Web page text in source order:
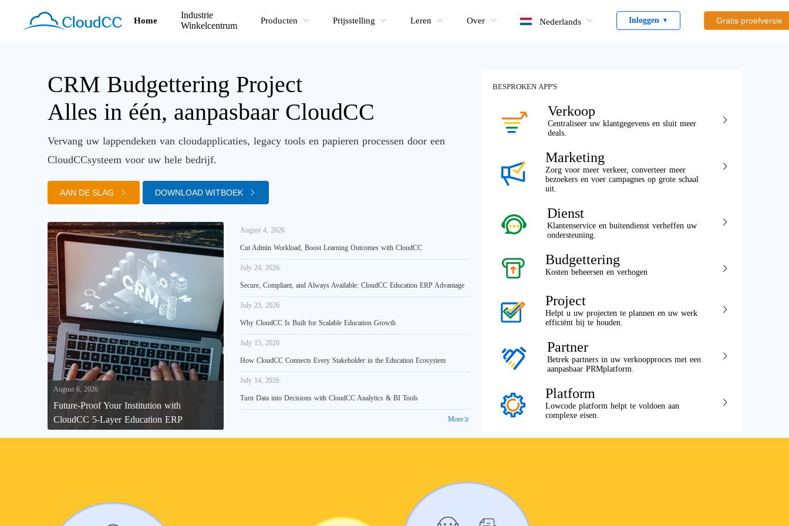
Home
Industrie
Winkelcentrum
Producten Prijsstelling Leren Over Nederlands Inloggen ▼ Gratis proefversie
CRM Budgettering Project
Alles in één, aanpasbaar CloudCC
Vervang uw lappendeken van cloudapplicaties, legacy tools en papieren processen door een
CloudCCsysteem voor uw hele bedrijf.
AAN DE SLAG DOWNLOAD WITBOEK
August 6, 2026
Future-Proof Your Institution with
CloudCC 5-Layer Education ERP
August 4, 2026
Cut Admin Workload, Boost Learning Outcomes with CloudCC
July 24, 2026
Secure, Compliant, and Always Available: CloudCC Education ERP Advantage
July 23, 2026
Why CloudCC Is Built for Scalable Education Growth
July 15, 2026
How CloudCC Connects Every Stakeholder in the Education Ecosystem
July 14, 2026
Turn Data into Decisions with CloudCC Analytics & BI Tools
More
BESPROKEN APP'S
Verkoop
Centraliseer uw klantgegevens en sluit meer
deals.
Marketing
Zorg voor meer verkeer, converteer meer
bezoekers en voer campagnes op grote schaal
uit.
Dienst
Klantenservice en buitendienst verheffen uw
ondersteuning.
Budgettering
Kosten beheersen en verhogen
Project
Helpt u uw projecten te plannen en uw werk
efficiënt bij te houden.
Partner
Betrek partners in uw verkoopproces met een
aanpasbaar PRMplatform.
Platform
Lowcode platform helpt te voldoen aan
complexe eisen.